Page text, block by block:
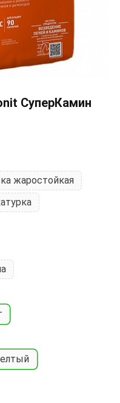
СуперКамин
жаростойкая